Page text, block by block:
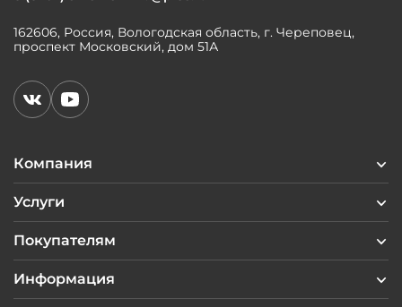
Компания
Услуги
Покупателям
Информация
162606, Россия, Вологодская область, г. Череповец,
проспект Московский, дом 51А